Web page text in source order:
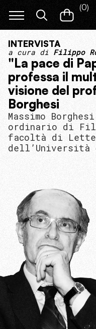
(0)
INTERVISTA
a cura di Filippo
"La pace di
professa il
visione del
Borghesi
Massimo
ordinario di
facoltà di